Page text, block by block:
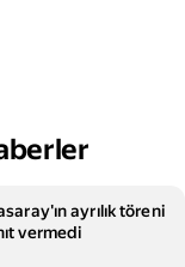
ayrılık töreni
vermedi